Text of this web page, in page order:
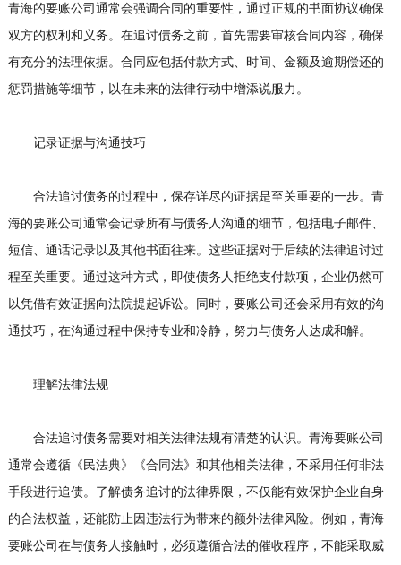
青海的要账公司通常会强调合同的重要性，通过正规的书面协议确保
双方的权利和义务。在追讨债务之前，首先需要审核合同内容，确保
有充分的法理依据。合同应包括付款方式、时间、金额及逾期偿还的
惩罚措施等细节，以在未来的法律行动中增添说服力。
记录证据与沟通技巧
合法追讨债务的过程中，保存详尽的证据是至关重要的一步。青
海的要账公司通常会记录所有与债务人沟通的细节，包括电子邮件、
短信、通话记录以及其他书面往来。这些证据对于后续的法律追讨过
程至关重要。通过这种方式，即使债务人拒绝支付款项，企业仍然可
以凭借有效证据向法院提起诉讼。同时，要账公司还会采用有效的沟
通技巧，在沟通过程中保持专业和冷静，努力与债务人达成和解。
理解法律法规
合法追讨债务需要对相关法律法规有清楚的认识。青海要账公司
通常会遵循《民法典》《合同法》和其他相关法律，不采用任何非法
手段进行追债。了解债务追讨的法律界限，不仅能有效保护企业自身
的合法权益，还能防止因违法行为带来的额外法律风险。例如，青海
要账公司在与债务人接触时，必须遵循合法的催收程序，不能采取威